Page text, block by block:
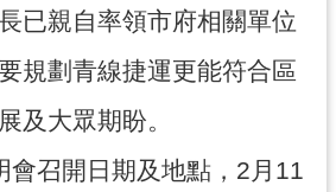
已親自率領市府相關單位
規劃青線捷運更能符合區
及大眾期盼。
會召開日期及地點，2月11